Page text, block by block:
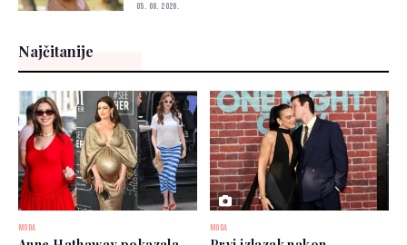
05. 08. 2026.
Najčitanije
MODA MODA